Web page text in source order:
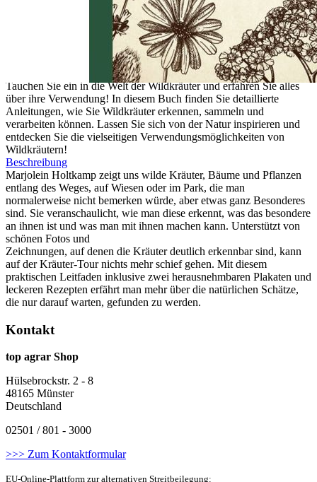
Der praktische Wegbegleiter.
Zum Warenkorb hinzufügen
Zur Wunschliste hinzufügen
Tauchen Sie ein in die Welt der Wildkräuter und erfahren Sie alles
über ihre Verwendung! In diesem Buch finden Sie detaillierte
Anleitungen, wie Sie Wildkräuter erkennen, sammeln und
verarbeiten können. Lassen Sie sich von der Natur inspirieren und
entdecken Sie die vielseitigen Verwendungsmöglichkeiten von
Wildkräutern!
Beschreibung
Marjolein Holtkamp zeigt uns wilde Kräuter, Bäume und Pflanzen
entlang des Weges, auf Wiesen oder im Park, die man
normalerweise nicht bemerken würde, aber etwas ganz Besonderes
sind. Sie veranschaulicht, wie man diese erkennt, was das besondere
an ihnen ist und was man mit ihnen machen kann. Unterstützt von
schönen Fotos und
Zeichnungen, auf denen die Kräuter deutlich erkennbar sind, kann
auf der Kräuter-Tour nichts mehr schief gehen. Mit diesem
praktischen Leitfaden inklusive zwei herausnehmbaren Plakaten und
leckeren Rezepten erfährt man mehr über die natürlichen Schätze,
die nur darauf warten, gefunden zu werden.
Kontakt
top agrar Shop
Hülsebrockstr. 2 - 8
48165 Münster
Deutschland
02501 / 801 - 3000
>>> Zum Kontaktformular
EU-Online-Plattform zur alternativen Streitbeilegung: